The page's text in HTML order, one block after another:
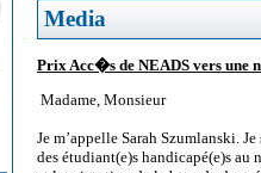
Media
Prix Acc�s de NEADS vers une
Madame, Monsieur
Je m’appelle Sarah Szumlanski.
des étudiant(e)s handicapé(e)s